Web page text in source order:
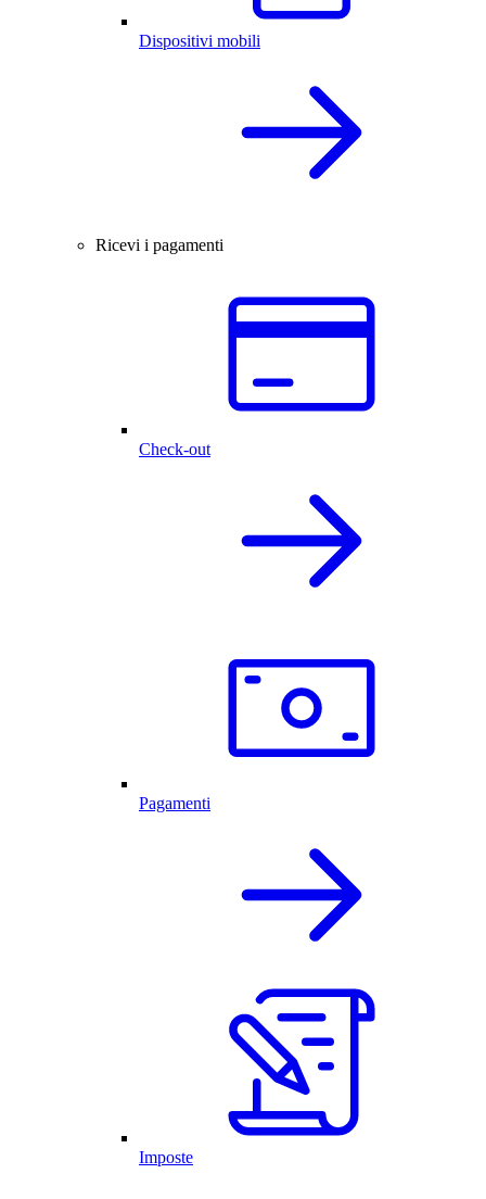
Dispositivi mobili
Ricevi i pagamenti
Check-out
Pagamenti
Imposte